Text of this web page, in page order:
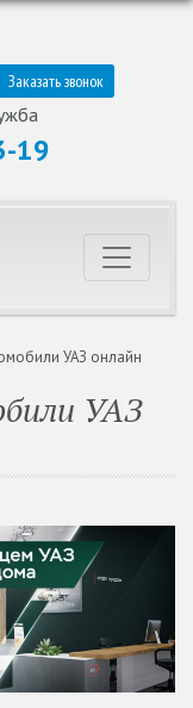
Заказать звонок
19
УАЗ онлайн
УАЗ